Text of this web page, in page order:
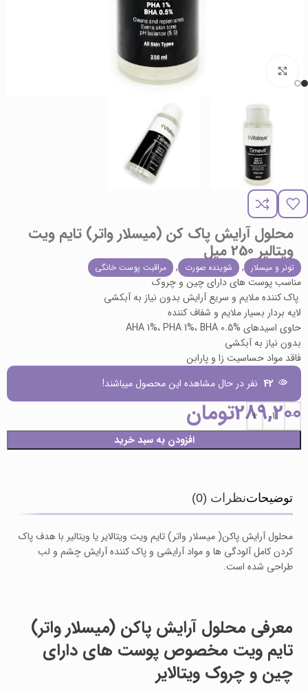
برای بزرگنمایی کلیک کنید
محلول آرایش پاک کن (میسلار واتر) تایم ویت
ویتالیر 250 میل
تونر و میسلار , شوینده صورت , مراقبت پوست خانگی
مناسب پوست های دارای چین و چروک
پاک کننده ملایم و سریع آرایش بدون نیاز به آبکشی
لایه بردار بسیار ملایم و شفاف کننده
حاوی اسیدهای AHA 1%، PHA 1%، BHA 0.5%
بدون نیاز به آبکشی
فاقد مواد حساسیت زا و پارابن
42 نفر در حال مشاهده این محصول میباشند!
289,200تومان
افزودن به سبد خرید
توضیحاتنظرات (0)
محلول آرایش پاکن( میسلار واتر) تایم ویت ویتالایر یا ویتالیر با هدف پاک
کردن کامل آلودگی ها و مواد آرایشی و پاک کننده آرایش چشم و لب
طراحی شده است.
معرفی محلول آرایش پاکن (میسلار واتر)
تایم ویت مخصوص پوست های دارای
چین و چروک ویتالایر